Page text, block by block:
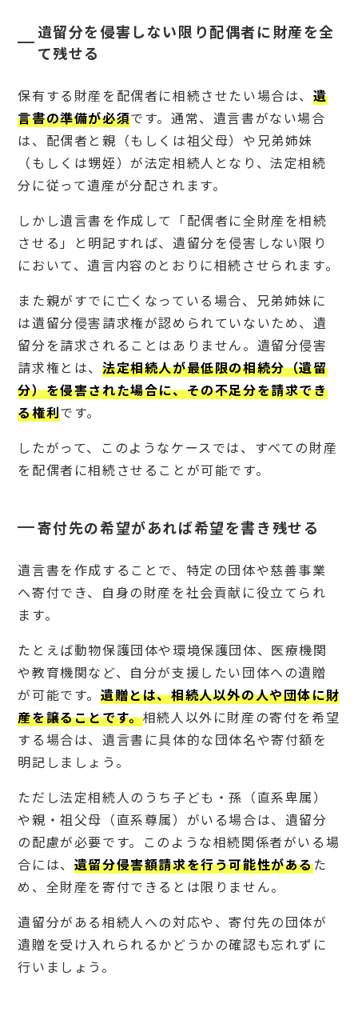
産を
譲り
たい
（夫
婦相
互遺
言）
の遺
言書
の文
例
2.
配偶
者が
先に
なっ
た場
合に
備え
たい
場合
の文
例
子
し
で
ト
ラ
ル
起
り
う
ケ
ー
ス
相続
人と
の関
係が
悪化
いる
3.
2
不動
産を
遺留分を侵害しない限り配偶者に財産を全
て残せる
保有する財産を配偶者に相続させたい場合は、 遺
言書の準備が必須です。通常、遺言書がない場合
は、配偶者と親（もしくは祖父母）や兄弟姉妹
（もしくは甥姪）が法定相続人となり、法定相続
分に従って遺産が分配されます。
しかし遺言書を作成して「配偶者に全財産を相続
させる」と明記すれば、遺留分を侵害しない限り
において、遺言内容のとおりに相続させられます。
また親がすでに亡くなっている場合、兄弟姉妹に
は遺留分侵害請求権が認められていないため、遺
留分を請求されることはありません。遺留分侵害
請求権とは、 法定相続人が最低限の相続分（遺留
分）を侵害された場合に、その不足分を請求でき
る権利です。
したがって、このようなケースでは、すべての財産
を配偶者に相続させることが可能です。
寄付先の希望があれば希望を書き残せる
遺言書を作成することで、特定の団体や慈善事業
へ寄付でき、自身の財産を社会貢献に役立てられ
ます。
たとえば動物保護団体や環境保護団体、医療機関
や教育機関など、自分が支援したい団体への遺贈
が可能です。 遺贈とは、相続人以外の人や団体に財
産を譲ることです。相続人以外に財産の寄付を希望
する場合は、遺言書に具体的な団体名や寄付額を
明記しましょう。
ただし法定相続人のうち子ども・孫（直系卑属）
や親・祖父母（直系尊属）がいる場合は、遺留分
の配慮が必要です。このような相続関係者がいる場
合には、 遺留分侵害額請求を行う可能性があるた
め、全財産を寄付できるとは限りません。
遺留分がある相続人への対応や、寄付先の団体が
遺贈を受け入れられるかどうかの確認も忘れずに
行いましょう。